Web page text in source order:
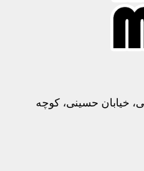
خیابان حسینی، کوچه